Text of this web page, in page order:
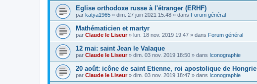
Eglise orthodoxe russe à l'étranger (ERHF)
par katya1965 » dim. 27 juin 2021 15:48 » dans Forum général
Mathématicien et martyr
par Claude le Liseur» lun. 18 nov. 2019 19:47 » dans Forum général
12 mai: saint Jean le Valaque
par Claude le Liseur» dim. 03 nov. 2019 18:50 » dans Iconographie
20 août: icône de saint Etienne, roi apostolique de Hongrie
par Claude le Liseur» dim. 03 nov. 2019 18:47 » dans Iconographie